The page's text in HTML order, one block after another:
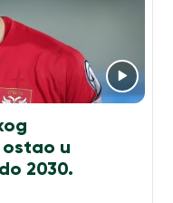
u
2030.